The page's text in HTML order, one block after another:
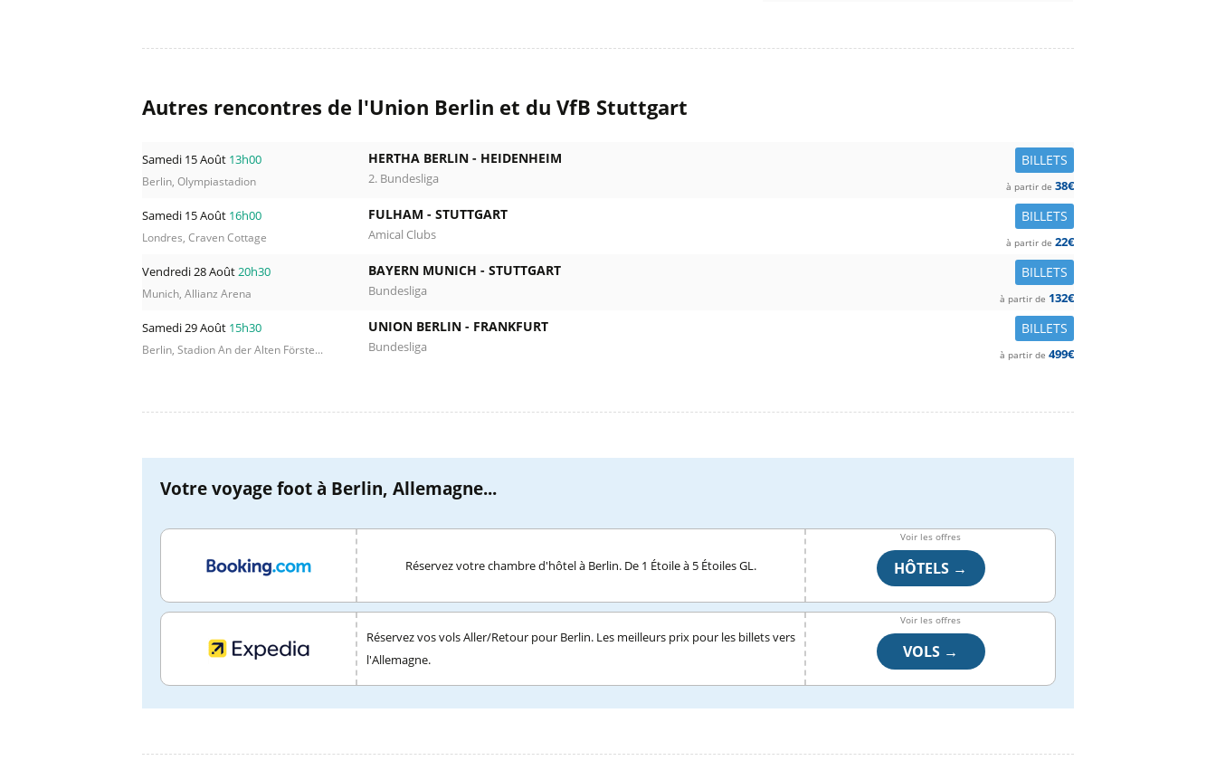
Autres rencontres de l'Union Berlin et du VfB Stuttgart
Samedi 15 Août 13h00
Berlin, Olympiastadion
BILLETS
HERTHA BERLIN - HEIDENHEIM
2. Bundesliga à partir de 38€
Samedi 15 Août 16h00
Londres, Craven Cottage
BILLETS
FULHAM - STUTTGART
Amical Clubs à partir de 22€
Vendredi 28 Août20h30
Munich, Allianz Arena
BILLETS
BAYERN MUNICH - STUTTGART
Bundesliga à partir de 132€
Samedi 29 Août 15h30
Berlin, Stadion An der Alten Förste...
BILLETS
UNION BERLIN - FRANKFURT
Bundesliga à partir de 499€
Votre voyage foot à Berlin, Allemagne...
Réservez votre chambre d'hôtel à Berlin. De 1 Étoile à 5 Étoiles GL.
Voir les offres
HÔTELS →
Réservez vos vols Aller/Retour pour Berlin. Les meilleurs prix pour les billets vers
l'Allemagne.
Voir les offres
VOLS →